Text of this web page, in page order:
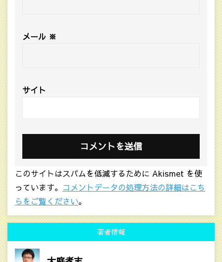
メール ※
サイト
このサイトはスパムを低減するために Akismet を使
っています。 コメントデータの処理方法の詳細はこち
らをご覧ください。
著者情報